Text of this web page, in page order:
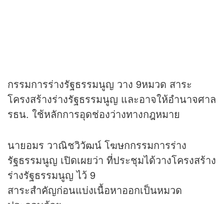
กรรมการร่างรัฐธรรมนูญ วาง 9หมวด สาระ
โครงสร้างร่างรัฐธรรมนูญ และอาจให้อำนาจศาล
รธน. ใช้หลักการอุดช่องว่างทางกฎหมาย
นายอมร วาณิชวิวัฒน์ โฆษกกรรมการร่าง
รัฐธรรมนูญ เปิดเผยว่า ที่ประชุมได้วางโครงสร้าง
ร่างรัฐธรรมนูญ ไว้ 9
สาระสำคัญก่อนแบ่งเนื้อหาออกเป็นหมวด